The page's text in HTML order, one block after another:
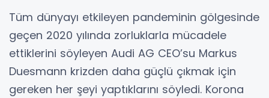
Tüm dünyayı etkileyen pandeminin gölgesinde
geçen 2020 yılında zorluklarla mücadele
ettiklerini söyleyen Audi AG CEO’su Markus
Duesmann krizden daha güçlü çıkmak için
gereken her şeyi yaptıklarını söyledi. Korona